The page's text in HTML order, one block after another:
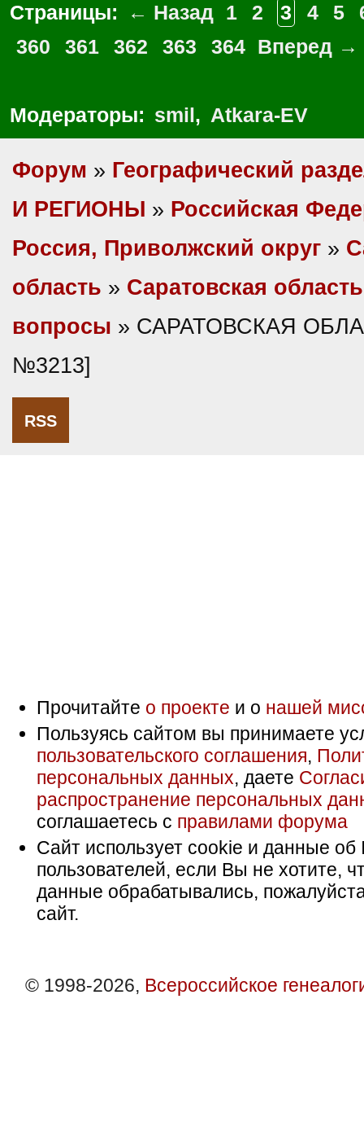
Страницы: ← Назад 1 2 3 4 5
360
361 362 363 364 Вперед →
Модераторы: smil, Atkara-EV
Форум » Географический
И РЕГИОНЫ » Российская
Россия, Приволжский округ »
область » Саратовская
вопросы » САРАТОВСКАЯ
№3213]
RSS
Прочитайте о проекте и о нашей
Пользуясь сайтом вы принимаете
пользовательского соглашения,
персональных данных, даете
распространение персональных
соглашаетесь с правилами форума
Сайт использует cookie и данные об
пользователей, если Вы не хотите,
данные обрабатывались,
сайт.
© 1998-2026, Всероссийское